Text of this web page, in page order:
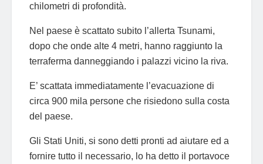
chilometri di profondità.
Nel paese è scattato subito l’allerta Tsunami,
dopo che onde alte 4 metri, hanno raggiunto la
terraferma danneggiando i palazzi vicino la riva.
E’ scattata immediatamente l’evacuazione di
circa 900 mila persone che risiedono sulla costa
del paese.
Gli Stati Uniti, si sono detti pronti ad aiutare ed a
fornire tutto il necessario, lo ha detto il portavoce